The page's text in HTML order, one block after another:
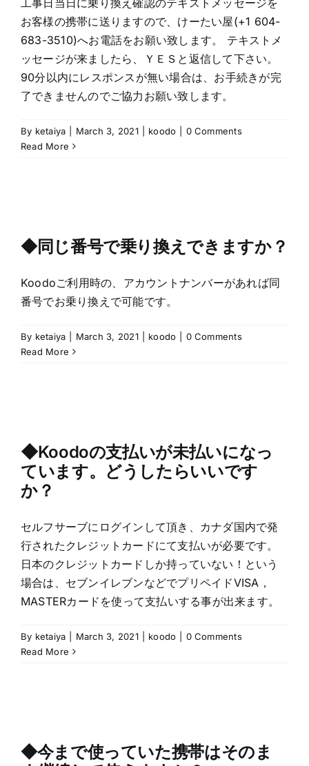
工事日当日に乗り換え確認のテキストメッセージを
お客様の携帯に送りますので、けーたい屋(+1 604-
683-3510)へお電話をお願い致します。 テキストメ
ッセージが来ましたら、ＹＥＳと返信して下さい。
90分以内にレスポンスが無い場合は、お手続きが完
了できませんのでご協力お願い致します。
By ketaiya March 3, 2021 koodo
0 Comments
Read More
◆同じ番号で乗り換えできますか？
Koodoご利用時の、アカウントナンバーがあれば同
番号でお乗り換えで可能です。
By ketaiya March 3, 2021 koodo
0 Comments
Read More
◆Koodoの支払いが未払いになっ
ています。どうしたらいいです
か？
セルフサーブにログインして頂き、カナダ国内で発
行されたクレジットカードにて支払いが必要です。
日本のクレジットカードしか持っていない！という
場合は、セブンイレブンなどでプリペイドVISA，
MASTERカードを使って支払いする事が出来ます。
By ketaiya March 3, 2021 koodo
0 Comments
Read More
◆今まで使っていた携帯はそのま